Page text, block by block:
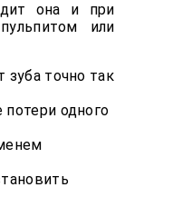
она и при
или
зуба точно так
одного